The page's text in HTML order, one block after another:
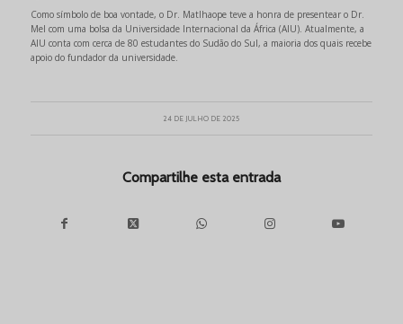
Como símbolo de boa vontade, o Dr. Matlhaope teve a honra de presentear o Dr.
Mel com uma bolsa da Universidade Internacional da África (AIU). Atualmente, a
AIU conta com cerca de 80 estudantes do Sudão do Sul, a maioria dos quais recebe
apoio do fundador da universidade.
24 DE JULHO DE 2025
Compartilhe esta entrada